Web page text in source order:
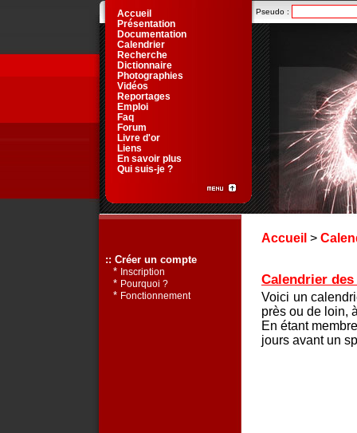
Accueil >
Calendrier
Voici un
près ou de loin,
En étant
jours avant un
Pseudo :
Accueil
Présentation
Documentation
Calendrier
Recherche
Dictionnaire
Photographies
Vidéos
Reportages
Emploi
Faq
Forum
Livre d'or
Liens
En savoir plus
Qui suis-je ?
:: Créer un compte
* Inscription
* Pourquoi ?
* Fonctionnement